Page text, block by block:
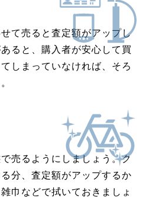
て売ると査定額がアップし
ると、購入者が安心して買
しまっていなければ、そろ
売るようにしましょう。ク
分、査定額がアップするか
巾などで拭いておきましょ